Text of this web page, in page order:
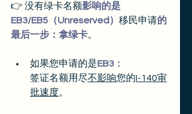
👉 没有绿卡名额影响的是
EB3/EB5（Unreserved） 移民申请的
最后一步：拿绿卡。
如果您申请的是EB3 ：
签证名额用尽不影响您的I-140审
批速度。